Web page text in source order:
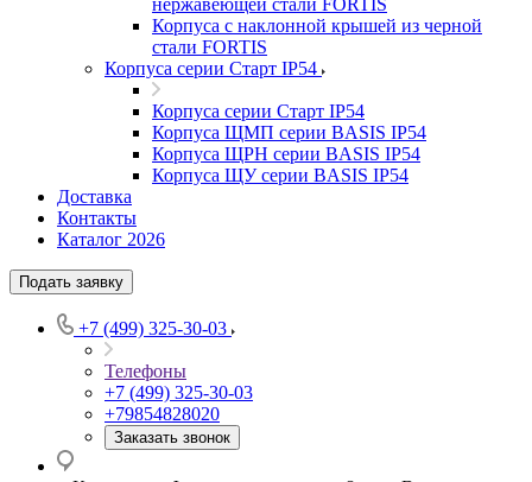
нержавеющей стали FORTIS
Корпуса с наклонной крышей из черной
стали FORTIS
Корпуса серии Старт IP54
Корпуса серии Старт IP54
Корпуса ЩМП серии BASIS IP54
Корпуса ЩРН серии BASIS IP54
Корпуса ЩУ серии BASIS IP54
Доставка
Контакты
Каталог 2026
Подать заявку
+7 (499) 325-30-03
Телефоны
+7 (499) 325-30-03
+79854828020
Заказать звонок